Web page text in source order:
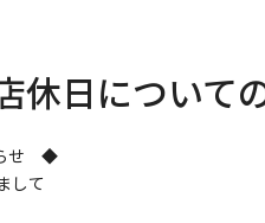
休日について
らせ ◆
して